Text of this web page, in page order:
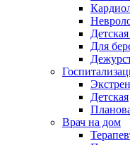
Для
Детская
Врач на дом